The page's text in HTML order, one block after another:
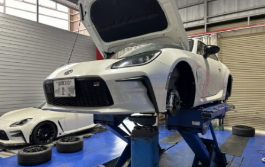
ッ
プ